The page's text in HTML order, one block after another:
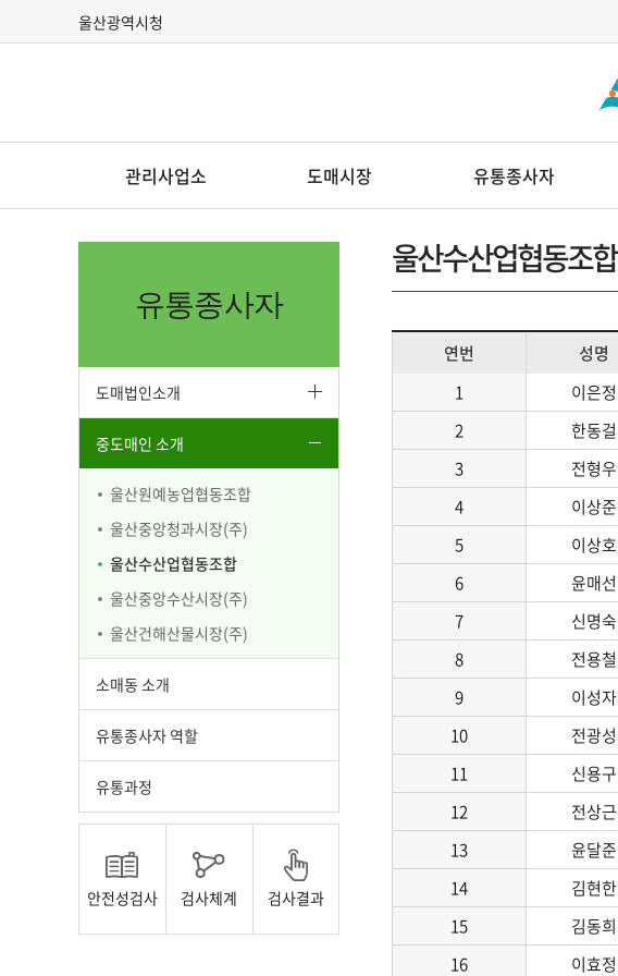
울산광역시청
관리사업소
인사말
행정서비스 헌장
휴업일 및 영업시간
안내
도매시장
시장소개
거래방법
유통종사자
도매법인소개
울산수산업협동조합
울산중앙수산시장(주)
울산건해산물시장(주)
중도매인 소개
울산원예농업협동조합
울산중앙청과시장(주)
울산수산업협동조합
울산중앙수산시장(주)
울산건해산물시장(주)
소매동 소개
유통종사자 역할
유통과정
유통종사자
도매법인소개
중도매인 소개
울산원예농업협동조합
울산중앙청과시장(주)
울산수산업협동조합
울산중앙수산시장(주)
울산건해산물시장(주)
소매동 소개
유통종사자 역할
유통과정
안전성검사 검사체계 검사결과
울산수산업협동조합
연번 성명
1
이은정
2
한동걸
3
전형우
4
이상준
5
이상호
6
윤매선
7
신명숙
8
전용철
9
이성자
10
전광성
11
신용구
12
전상근
13
윤달준
14
김현한
15
김동희
16
이효정